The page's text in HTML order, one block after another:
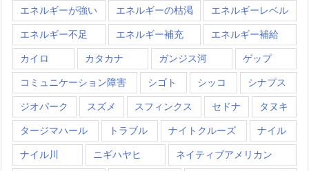
エネルギーが強い エネルギーの枯渇 エネルギーレベル
エネルギー不足 エネルギー補充 エネルギー補給
カイロ カタカナ ガンジス河 ゲップ
コミュニケーション障害 シゴト シッコ シナプス
ジオパーク スズメ スフィンクス セドナ タヌキ
タージマハール トラブル ナイトクルーズ ナイル
ナイル川 ニギハヤヒ ネイティブアメリカン